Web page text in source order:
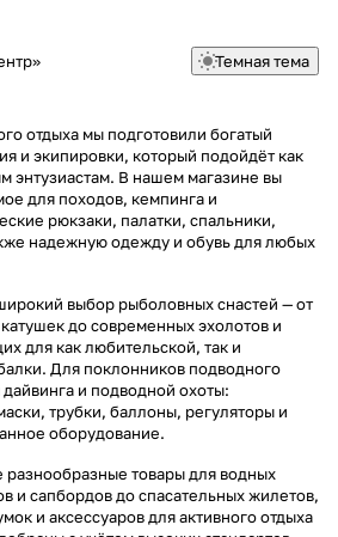
Темная тема
отдыха мы подготовили богатый
и экипировки, который подойдёт как
энтузиастам. В нашем магазине вы
для походов, кемпинга и
рюкзаки, палатки, спальники,
надежную одежду и обувь для любых
выбор рыболовных снастей — от
до современных эхолотов и
для как любительской, так и
Для поклонников подводного
дайвинга и подводной охоты:
трубки, баллоны, регуляторы и
оборудование.
разнообразные товары для водных
и сапбордов до спасательных жилетов,
и аксессуаров для активного отдыха